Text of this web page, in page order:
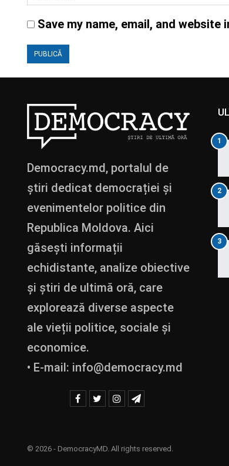
Save my name, email, and
Democracy.md, portalul de
știri dedicat democrației și
evenimentelor politice din
Republica Moldova. Aici
găsești informații
echidistante, analize obiective
și știri de ultimă oră, care
explorează diverse aspecte
ale vieții politice, sociale și
economice.
• E-mail: info@democracy.md
1
2
3
© 2026 - DemocracyMD. All rights reserved.